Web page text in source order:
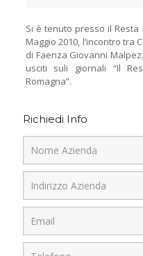
Si è tenuto presso il Resta
Maggio 2010, l’incontro
di Faenza Giovanni
usciti suli giornali “Il
Romagna”.
Richiedi Info